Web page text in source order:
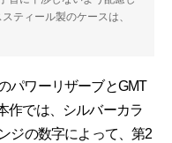
ティール製のケースは、
パワーリザーブとGMT
作では、シルバーカラ
ジの数字によって、第2